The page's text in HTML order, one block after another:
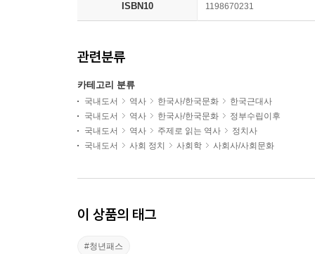
ISBN10 1198670231
관련분류
카테고리 분류
국내도서 역사 한국사/한국문화
한국근대사
국내도서
역사 한국사/한국문화
정부수립이후
국내도서
역사 주제로 읽는 역사
정치사
국내도서
사회 정치 사회학 사회사/사회문화
이 상품의 태그
#청년패스